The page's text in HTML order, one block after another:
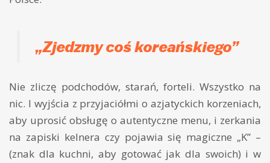
„Zjedzmy coś koreańskiego”
Nie zliczę podchodów, starań, forteli. Wszystko na
nic. I wyjścia z przyjaciółmi o azjatyckich korzeniach,
aby uprosić obsługę o autentyczne menu, i zerkania
na zapiski kelnera czy pojawia się magiczne „K” –
(znak dla kuchni, aby gotować jak dla swoich) i w